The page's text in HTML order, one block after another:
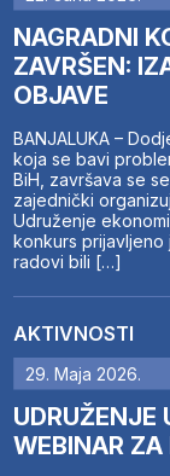
NAGRADNI
ZAVRŠEN:
OBJAVE
BANJALUKA –
koja se bavi
BiH, završava se
zajednički
Udruženje
konkurs prijavljeno
radovi bili […]
AKTIVNOSTI
29. Maja 2026.
UDRUŽENJE
WEBINAR